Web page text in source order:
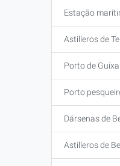
Estação
Astilleros de
Porto de
Porto
Dársenas de
Astilleros de